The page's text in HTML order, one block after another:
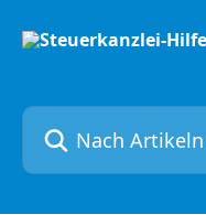
Nach Artikeln suchen …